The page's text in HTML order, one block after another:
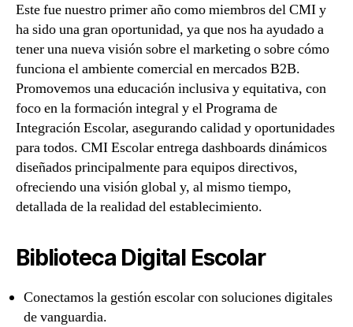
Este fue nuestro primer año como miembros del CMI y
ha sido una gran oportunidad, ya que nos ha ayudado a
tener una nueva visión sobre el marketing o sobre cómo
funciona el ambiente comercial en mercados B2B.
Promovemos una educación inclusiva y equitativa, con
foco en la formación integral y el Programa de
Integración Escolar, asegurando calidad y oportunidades
para todos. CMI Escolar entrega dashboards dinámicos
diseñados principalmente para equipos directivos,
ofreciendo una visión global y, al mismo tiempo,
detallada de la realidad del establecimiento.
Biblioteca Digital Escolar
Conectamos la gestión escolar con soluciones digitales
de vanguardia.